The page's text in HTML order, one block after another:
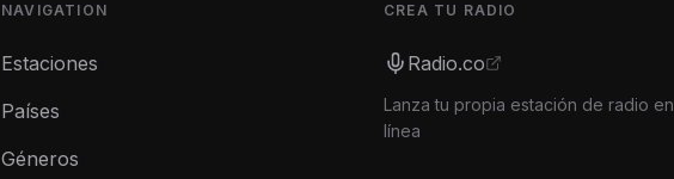
NAVIGATION
Estaciones
Países
Géneros
CREA TU RADIO
Radio.co
Lanza tu propia estación de radio en
línea